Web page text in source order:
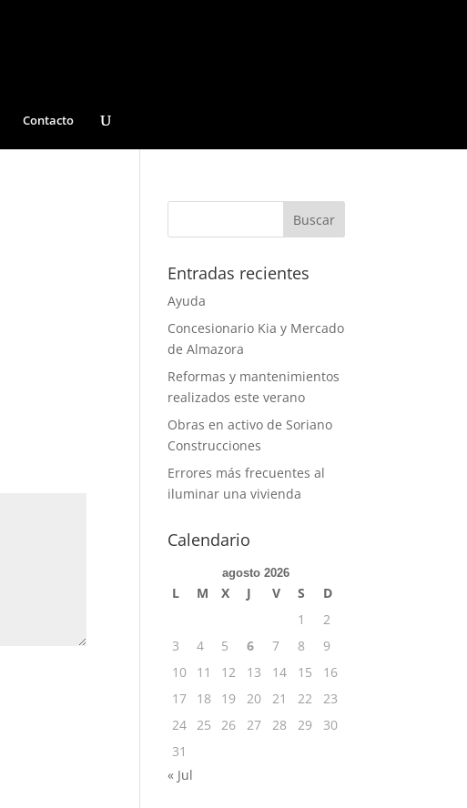
Contacto
Entradas recientes
Ayuda
Concesionario Kia y Mercado
de Almazora
Reformas y mantenimientos
realizados este verano
Obras en activo de Soriano
Construcciones
Errores más frecuentes al
iluminar una vivienda
Calendario
agosto 2026
L M X J V S
D
1
2
3
4 5 6 7 8
9
10
11 12 13 14 15
16
17
18 19 20 21 22
23
24 25 26 27 28 29
30
31
« Jul